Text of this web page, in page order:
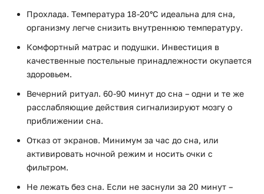
Прохлада. Температура 18-20°C идеальна для сна,
организму легче снизить внутреннюю температуру.
Комфортный матрас и подушки. Инвестиция в
качественные постельные принадлежности окупается
здоровьем.
Вечерний ритуал. 60-90 минут до сна – одни и те же
расслабляющие действия сигнализируют мозгу о
приближении сна.
Отказ от экранов. Минимум за час до сна, или
активировать ночной режим и носить очки с
фильтром.
Не лежать без сна. Если не заснули за 20 минут –